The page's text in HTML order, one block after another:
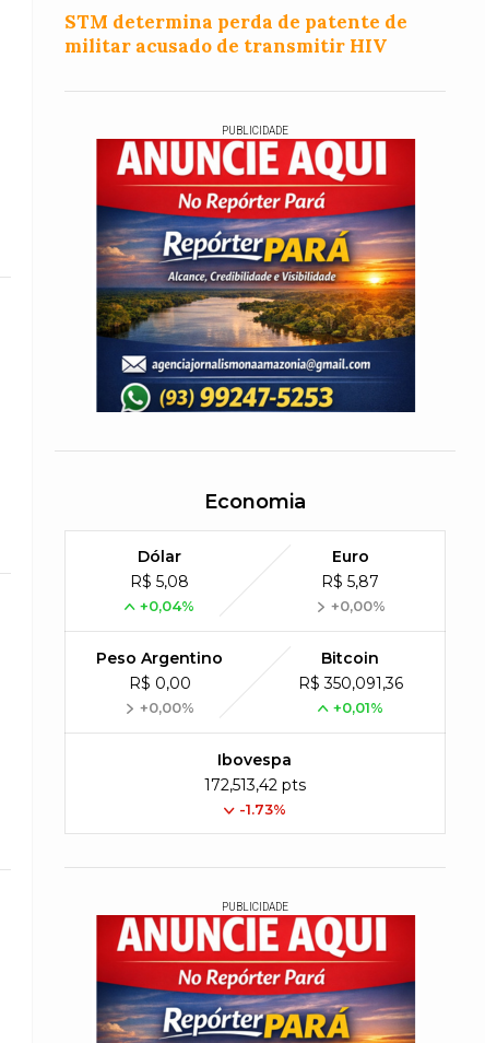
STM determina perda de patente de
militar acusado de transmitir HIV
PUBLICIDADE
Economia
Dólar
R$ 5,08
+0,04%
Euro
R$ 5,87
+0,00%
Peso Argentino
R$ 0,00
+0,00%
Bitcoin
R$ 350,091,36
+0,01%
Ibovespa
172,513,42 pts
-1.73%
PUBLICIDADE